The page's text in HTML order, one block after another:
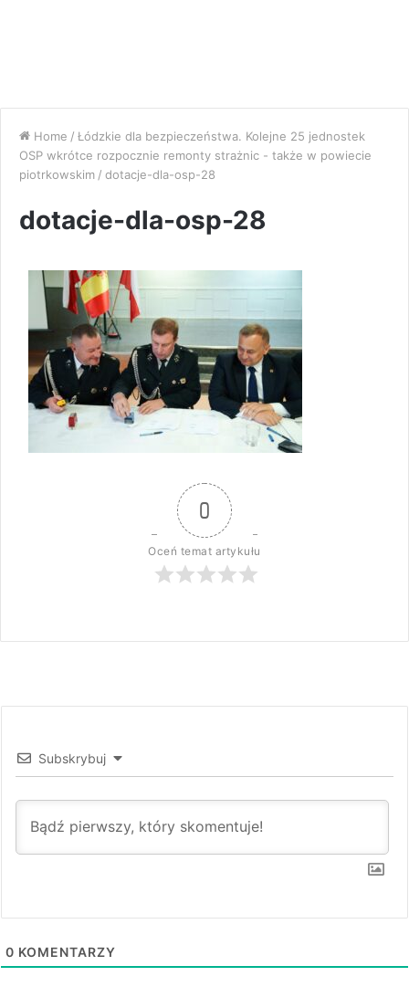
Home / Łódzkie dla bezpieczeństwa. Kolejne 25 jednostek
OSP wkrótce rozpocznie remonty strażnic - także w powiecie
piotrkowskim / dotacje-dla-osp-28
dotacje-dla-osp-28
0
Oceń temat artykułu
Subskrybuj
0 KOMENTARZY